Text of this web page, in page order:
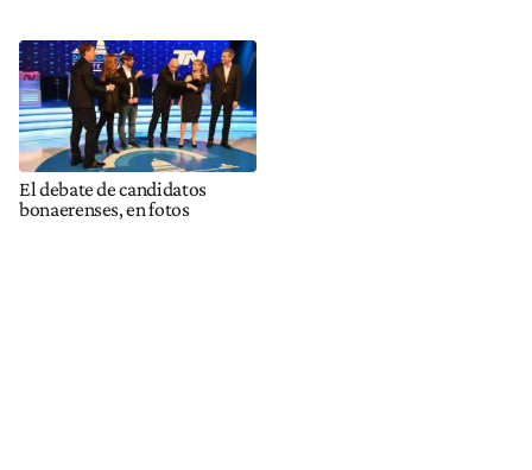
El debate de candidatos
bonaerenses, en fotos